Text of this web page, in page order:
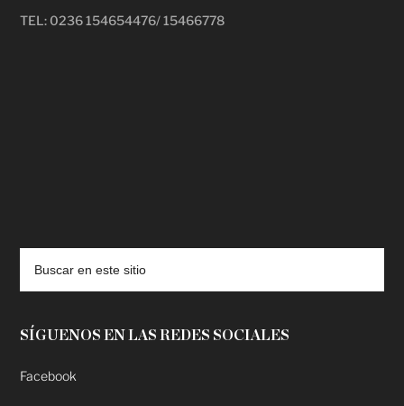
TEL: 0236 154654476/ 15466778
SÍGUENOS EN LAS REDES SOCIALES
Facebook